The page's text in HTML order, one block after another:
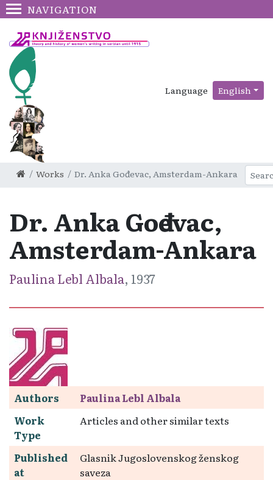
NAVIGATION
Language English
Works Dr. Anka Gođevac, Amsterdam-Ankara
Dr. Anka Gođevac,
Amsterdam-Ankara
Paulina Lebl Albala, 1937
Authors
Paulina Lebl Albala
Work
Type
Articles and other similar texts
Published
at
Glasnik Jugoslovenskog ženskog
saveza